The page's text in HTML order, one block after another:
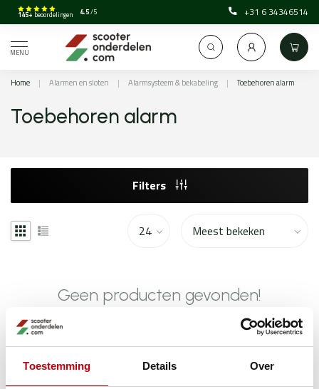
Toestemming Details Over
145+ beoordelingen 4.5/5 +31 6 34346514
MENU
Home | Alarmen en sloten | Alarmsysteem & bekabeling | Toebehoren alarm
Toebehoren alarm
Filters
Geen producten gevonden!